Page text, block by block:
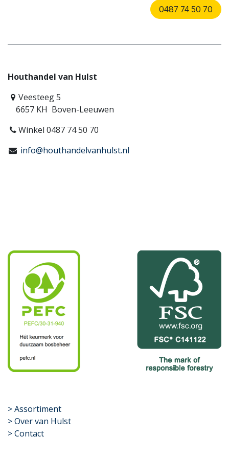
0487 74 50 70
Houthandel van Hulst
Veesteeg 5
6657 KH Boven-Leeuwen
Winkel 0487 74 50 70
info@houthandelvanhulst.nl
​>Assortiment
> Over van Hulst
> Contact